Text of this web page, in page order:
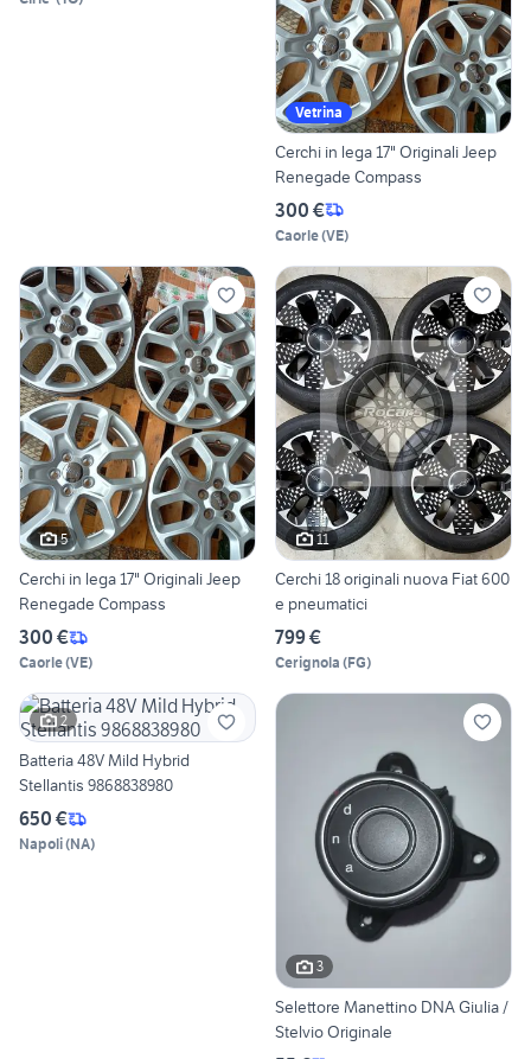
Vetrina
Cerchi in lega 17" Originali Jeep
Renegade Compass
300 €
Caorle(VE)
5
Cerchi in lega 17" Originali Jeep
Renegade Compass
300 €
Caorle(VE)
11
Cerchi 18 originali nuova Fiat 600
e pneumatici
799 €
Cerignola (FG)
2
Batteria 48V Mild Hybrid
Stellantis 9868838980
650 €
Napoli(NA)
3
Selettore Manettino DNA Giulia /
Stelvio Originale